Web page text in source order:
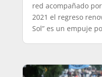
red acompañado
2021 el regreso
Sol” es un empuje